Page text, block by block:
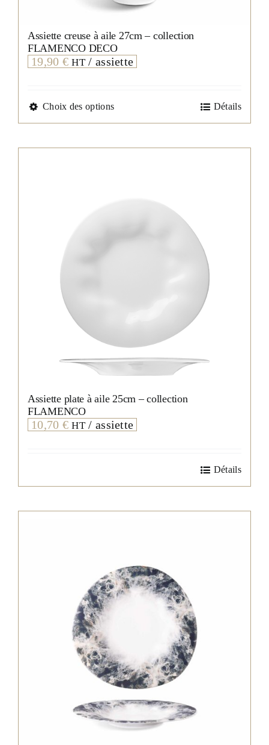
Assiette creuse à aile 27cm – collection
FLAMENCO DECO
19,90 € HT/ assiette
Choix des optionsCe
Détails
Assiette plate à aile 25cm – collection
FLAMENCO
10,70 € HT/ assiette
Détails